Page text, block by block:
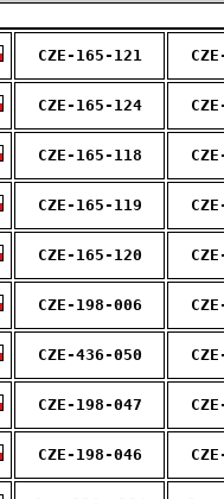
CZE-165-121
CZE-165-124
CZE-165-118
CZE-165-119
CZE-165-120
CZE-198-006
CZE-436-050
CZE-198-047
CZE-198-046